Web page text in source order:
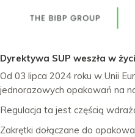
Dyrektywa SUP weszła w
Od 03 lipca 2024 roku w Unii
jednorazowych opakowań na
Regulacja ta jest częścią
Zakrętki dołączane do